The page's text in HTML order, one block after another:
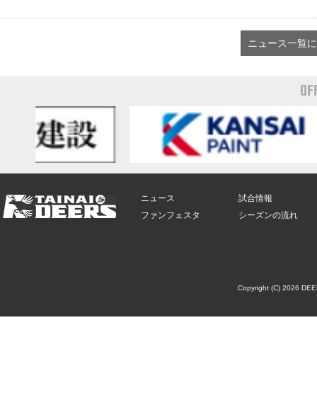
ニュース一覧
ニュース
ファンフェスタ
試合情報
シーズンの流れ
Copyright (C) 2026